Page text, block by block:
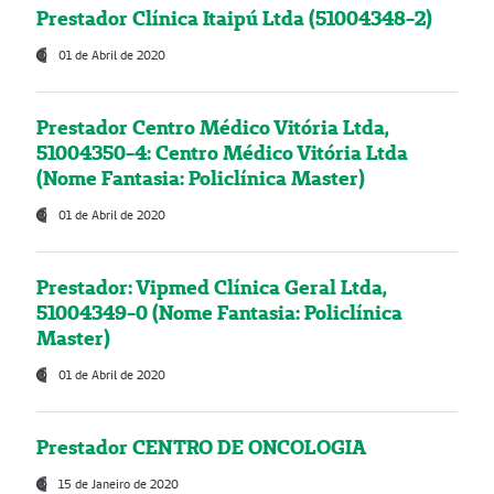
Prestador Clínica Itaipú Ltda (51004348-2)
01 de Abril de 2020
Prestador Centro Médico Vitória Ltda,
51004350-4: Centro Médico Vitória Ltda
(Nome Fantasia: Policlínica Master)
01 de Abril de 2020
Prestador: Vipmed Clínica Geral Ltda,
51004349-0 (Nome Fantasia: Policlínica
Master)
01 de Abril de 2020
Prestador CENTRO DE ONCOLOGIA
15 de Janeiro de 2020